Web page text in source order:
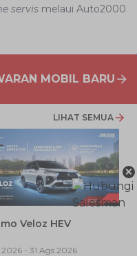
servis melaui Auto2000
MOBIL BARU
LIHAT SEMUA
Veloz HEV
2026 - 31 Ags 2026
×